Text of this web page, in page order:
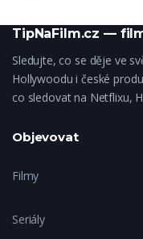
TipNaFilm.cz —
Sledujte, co se děje ve
Hollywoodu i české
co sledovat na Netflixu,
Objevovat
Filmy
Seriály